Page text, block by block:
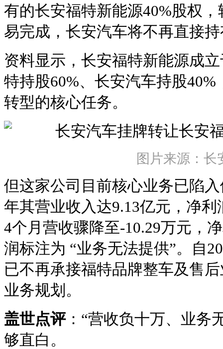
有的长安福特新能源40%股权
易完成，长安汽车将不再直接
资料显示，长安福特新能源成
特持股60%、长安汽车持股
转型的核心任务。
图片来源：长
但这家公司目前核心业务已陷
年其营业收入达9.13亿元，净利
4个月营收骤降至-10.29万元，
润标注为 “业务无法提供”。自
已不再承接福特品牌整车及售
业务规划。
盖世点评：“营收负十万、业务
够直白。